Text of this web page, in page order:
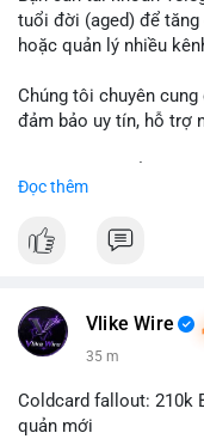
tuổi đời (aged) để
hoặc quản lý nhiều
Chúng tôi chuyên
đảm bảo uy tín, hỗ trợ
📞 WhatsApp: +1 660
📧 Email:
premium, PVA, aged
Đọc thêm
Vlike Wire
35 m
Coldcard fallout: 210k
quản mới